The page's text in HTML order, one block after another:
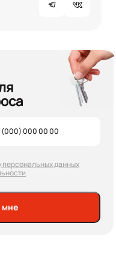
персональных данных
мне